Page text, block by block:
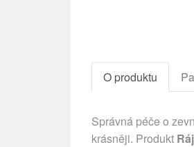
O produktu
Správná péče o
krásněji. Produkt